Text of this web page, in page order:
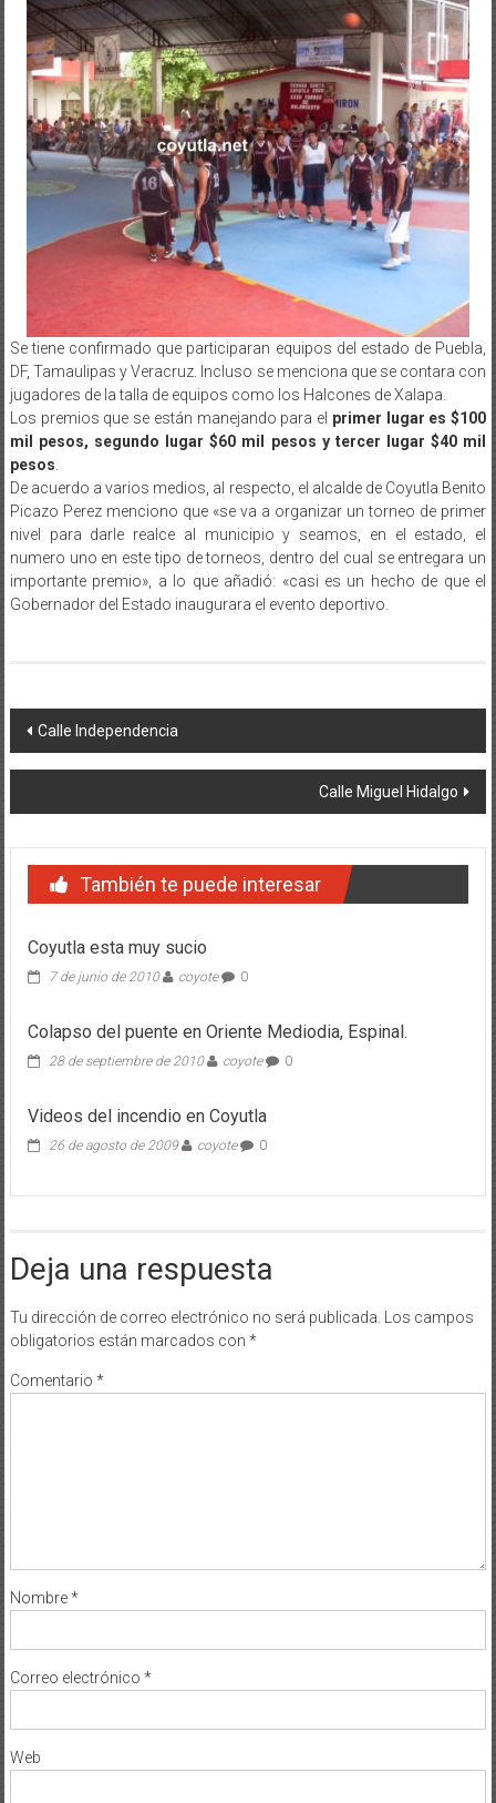
Se tiene confirmado que participaran equipos del estado de Puebla,
DF, Tamaulipas y Veracruz. Incluso se menciona que se contara con
jugadores de la talla de equipos como los Halcones de Xalapa.
Los premios que se están manejando para el primer lugar es $100
mil pesos, segundo lugar $60 mil pesos y tercer lugar $40 mil
pesos
De acuerdo a varios medios, al respecto, el alcalde de Coyutla Benito
Picazo Perez menciono que «se va a organizar un torneo de primer
nivel para darle realce al municipio y seamos, en el estado, el
numero uno en este tipo de torneos, dentro del cual se entregara un
importante premio», a lo que añadió: «casi es un hecho de que el
Gobernador del Estado inaugurara el evento deportivo.
Navegación
de
entradas
Calle Independencia
Calle Miguel Hidalgo
También te puede interesar
Coyutla esta muy sucio
7 de junio de 2010 coyote 0
Colapso del puente en Oriente Mediodia, Espinal.
28 de septiembre de 2010 coyote 0
Videos del incendio en Coyutla
26 de agosto de 2009 coyote 0
Deja una respuesta
Tu dirección de correo electrónico no será publicada.
Los campos
obligatorios están marcados con *
Comentario *
Nombre*
Correo electrónico *
Web